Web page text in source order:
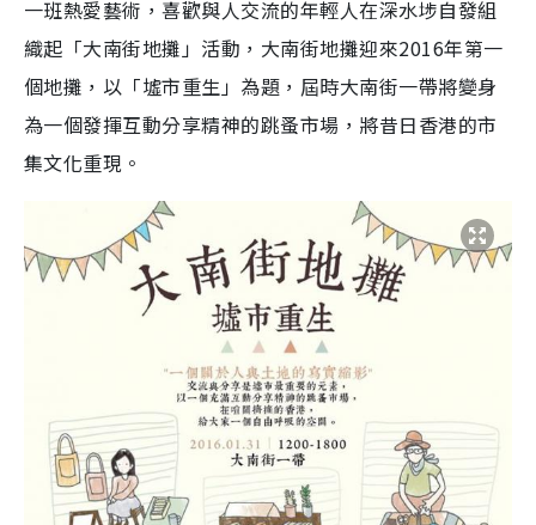
一班熱愛藝術，喜歡與人交流的年輕人在深水埗自發組
織起「大南街地攤」活動， 大南街地攤迎來2016年第一
個地攤， 以「墟市重生」為題，屆時大南街一帶將變身
為一個發揮互動分享精神的跳蚤市場，將昔日香港的市
集文化重現。